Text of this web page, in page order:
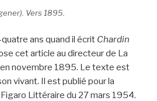
Vers 1895.
ans quand il écrit Chardin
cet article au directeur de La
novembre 1895. Le texte est
vivant. Il est publié pour la
Littéraire du 27 mars 1954.